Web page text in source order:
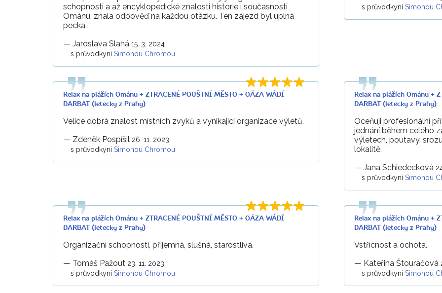
schopnosti a až encyklopedické znalosti historie i současnosti
Ománu, znala odpověď na každou otázku. Ten zájezd byl úplná
pecka.
— Jaroslava Slaná 15. 3. 2024
s průvodkyní Simonou Chromou
s průvodkyní Simonou
Relax na plážích Ománu + ZTRACENÉ POUŠTNÍ MĚSTO + OÁZA WÁDÍ
DARBAT (letecky z Prahy)
Velice dobrá znalost místních zvyků a vynikající organizace výletů.
— Zdeněk Pospíšil 26. 11. 2023
s průvodkyní Simonou Chromou
Relax na plážích Ománu +
DARBAT (letecky z Prahy)
Oceňuji profesionální
jednání během celého
výletech, poutavý,
lokalitě.
— Jana Schiedecková
s průvodkyní Simonou
Relax na plážích Ománu + ZTRACENÉ POUŠTNÍ MĚSTO + OÁZA WÁDÍ
DARBAT (letecky z Prahy)
Organizační schopnosti, příjemná, slušná, starostlivá.
— Tomáš Pažout 23. 11. 2023
s průvodkyní Simonou Chromou
Relax na plážích Ománu +
DARBAT (letecky z Prahy)
Vstřícnost a ochota.
— Kateřina Štouračová
s průvodkyní Simonou